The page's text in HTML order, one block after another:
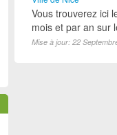
Vous trouverez ici
mois et par an sur
Mise à jour: 22